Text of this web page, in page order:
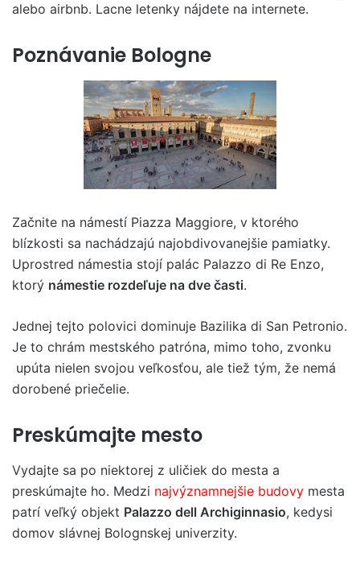
alebo airbnb. Lacne letenky nájdete na internete.
Poznávanie Bologne
Začnite na námestí Piazza Maggiore, v ktorého
blízkosti sa nachádzajú najobdivovanejšie pamiatky.
Uprostred námestia stojí palác Palazzo di Re Enzo,
ktorý námestie rozdeľuje na dve časti.
Jednej tejto polovici dominuje Bazilika di San Petronio.
Je to chrám mestského patróna, mimo toho, zvonku
upúta nielen svojou veľkosťou, ale tiež tým, že nemá
dorobené priečelie.
Preskúmajte mesto
Vydajte sa po niektorej z uličiek do mesta a
preskúmajte ho. Medzi najvýznamnejšie budovy mesta
patrí veľký objekt Palazzo dell Archiginnasio, kedysi
domov slávnej Bolognskej univerzity.